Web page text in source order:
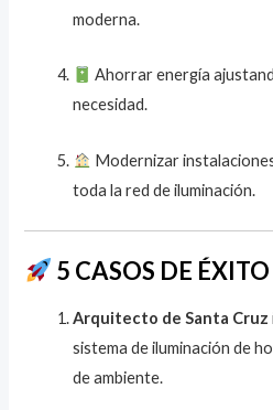
moderna.
Ahorrar energía
necesidad.
Modernizar
toda la red de iluminación.
5 CASOS DE
Arquitecto de Santa Cruz
sistema de iluminación de
de ambiente.